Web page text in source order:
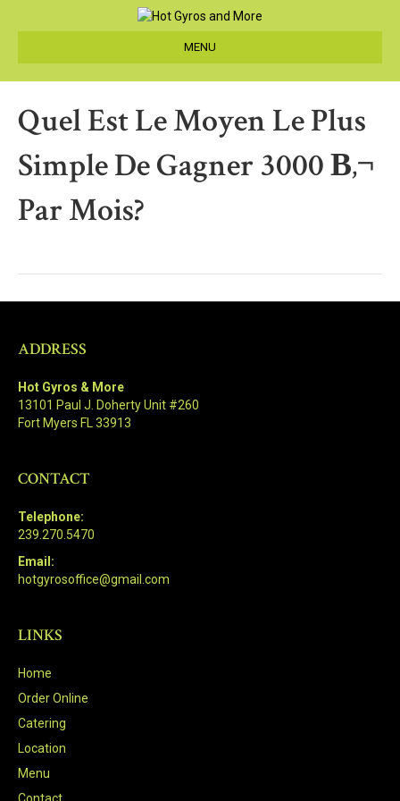
MENU
Quel Est Le Moyen Le Plus
Simple De Gagner 3000 В‚¬
Par Mois?
ADDRESS
Hot Gyros & More
13101 Paul J. Doherty Unit #260
Fort Myers FL 33913
CONTACT
Telephone:
239.270.5470
Email:
hotgyrosoffice@gmail.com
LINKS
Home
Order Online
Catering
Location
Menu